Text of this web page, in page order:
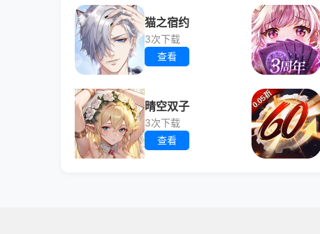
猫之宿约
3次下载
查看
晴空双子
3次下载
查看